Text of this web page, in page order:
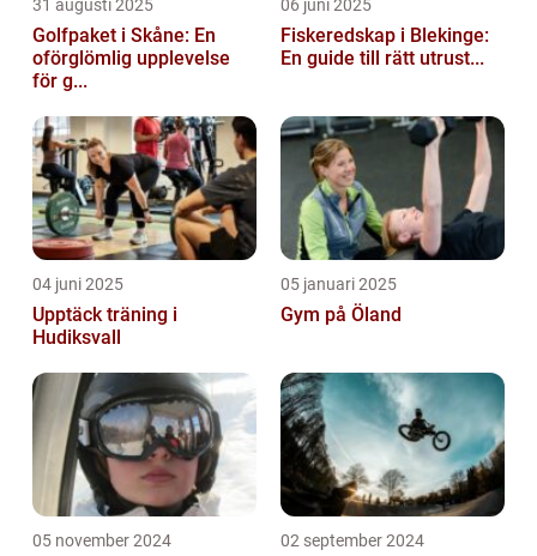
31 augusti 2025
Golfpaket i Skåne: En
oförglömlig upplevelse
för g...
06 juni 2025
Fiskeredskap i Blekinge:
En guide till rätt utrust...
04 juni 2025
Upptäck träning i
Hudiksvall
05 januari 2025
Gym på Öland
05 november 2024 02 september 2024